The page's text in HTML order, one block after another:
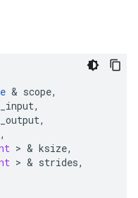
& scope,
,
,
,
> & ksize,
> & strides,